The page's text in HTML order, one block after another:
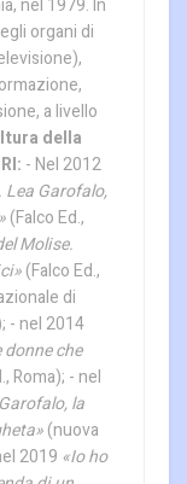
nel 1979. In
organi di
a livello
della
- Nel 2012
Garofalo,
(Falco Ed.,
Molise.
(Falco Ed.,
di
- nel 2014
che
Roma); - nel
la
(nuova
2019 «Io ho